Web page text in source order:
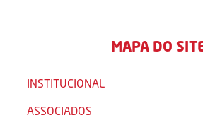
MAPA DO
INSTITUCIONAL
ASSOCIADOS